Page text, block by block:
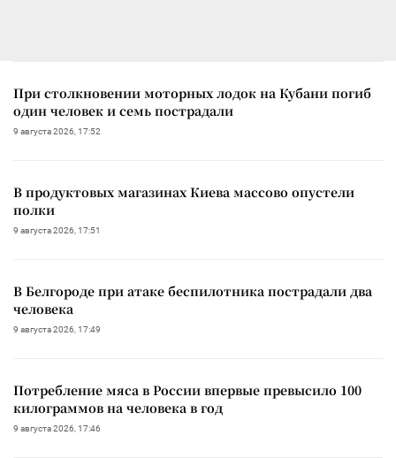
При столкновении моторных лодок на Кубани погиб
один человек и семь пострадали
9 августа 2026, 17:52
В продуктовых магазинах Киева массово опустели
полки
9 августа 2026, 17:51
В Белгороде при атаке беспилотника пострадали два
человека
9 августа 2026, 17:49
Потребление мяса в России впервые превысило 100
килограммов на человека в год
9 августа 2026, 17:46